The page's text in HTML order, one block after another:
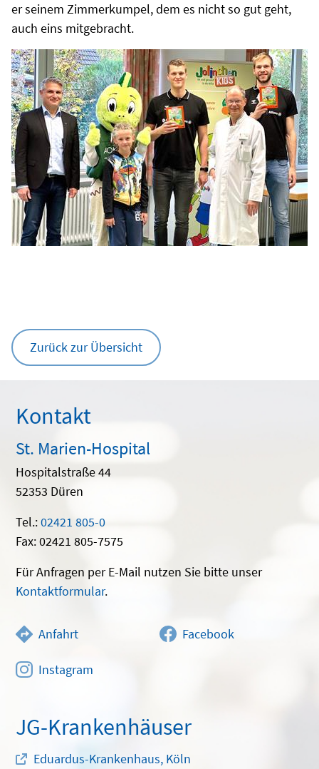
er seinem Zimmerkumpel, dem es nicht so gut geht,
auch eins mitgebracht.
Zurück zur Übersicht
Kontakt
St. Marien-Hospital
Hospitalstraße 44
52353 Düren
Tel.:02421 805-0
Fax: 02421 805-7575
Für Anfragen per E-Mail nutzen Sie bitte unser
Kontaktformular.
Anfahrt Facebook
Instagram
JG-Krankenhäuser
Eduardus-Krankenhaus, Köln